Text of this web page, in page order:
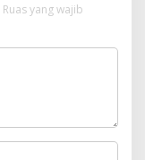
Ruas yang wajib